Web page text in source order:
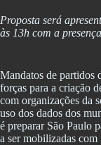
Proposta será
às 13h com a
Mandatos de partidos
forças para a criação
com organizações da
uso dos dados dos
é preparar São Paulo
a ser mobilizadas com